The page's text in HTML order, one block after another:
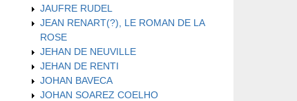
JAUFRE RUDEL
JEAN RENART(?), LE ROMAN DE LA
ROSE
JEHAN DE NEUVILLE
JEHAN DE RENTI
JOHAN BAVECA
JOHAN SOAREZ COELHO